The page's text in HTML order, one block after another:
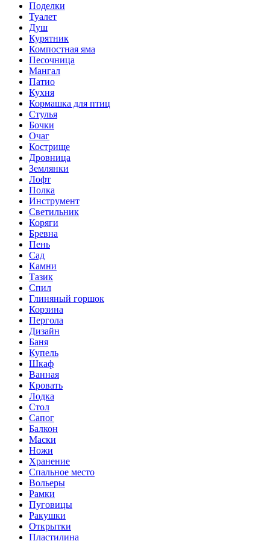
Поделки
Туалет
Душ
Курятник
Компостная яма
Песочница
Мангал
Патио
Кухня
Кормашка для птиц
Стулья
Бочки
Очаг
Кострище
Дровница
Землянки
Лофт
Полка
Инструмент
Светильник
Коряги
Бревна
Пень
Сад
Камни
Тазик
Спил
Глиняный горшок
Корзина
Пергола
Дизайн
Баня
Купель
Шкаф
Ванная
Кровать
Лодка
Стол
Сапог
Балкон
Маски
Ножи
Хранение
Спальное место
Вольеры
Рамки
Пуговицы
Ракушки
Открытки
Пластилина